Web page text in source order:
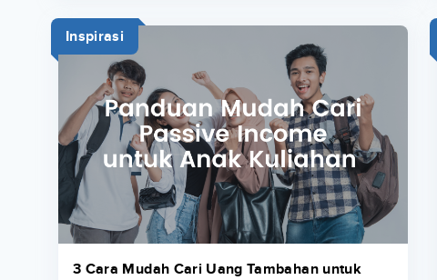
Inspirasi
3 Cara Mudah Cari Uang Tambahan untuk